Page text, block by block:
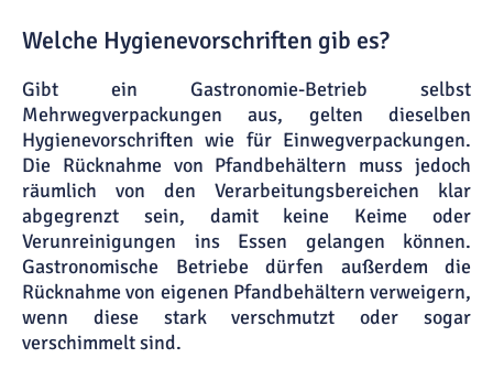
Welche Hygienevorschriften gib es?
Gibt ein Gastronomie-Betrieb selbst
Mehrwegverpackungen aus, gelten dieselben
Hygienevorschriften wie für Einwegverpackungen.
Die Rücknahme von Pfandbehältern muss jedoch
räumlich von den Verarbeitungsbereichen klar
abgegrenzt sein, damit keine Keime oder
Verunreinigungen ins Essen gelangen können.
Gastronomische Betriebe dürfen außerdem die
Rücknahme von eigenen Pfandbehältern verweigern,
wenn diese stark verschmutzt oder sogar
verschimmelt sind.